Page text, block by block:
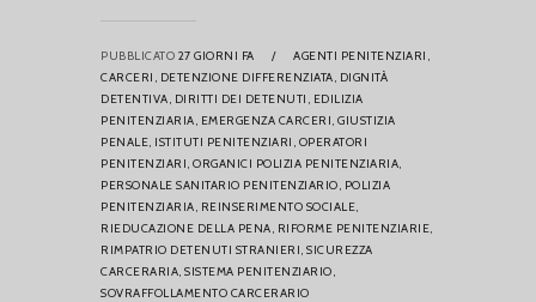
PUBBLICATO 27 GIORNI FA /
AGENTI PENITENZIARI,
CARCERI, DETENZIONE DIFFERENZIATA, DIGNITÀ
DETENTIVA, DIRITTI DEI DETENUTI, EDILIZIA
PENITENZIARIA, EMERGENZA CARCERI, GIUSTIZIA
PENALE, ISTITUTI PENITENZIARI, OPERATORI
PENITENZIARI, ORGANICI POLIZIA PENITENZIARIA,
PERSONALE SANITARIO PENITENZIARIO, POLIZIA
PENITENZIARIA, REINSERIMENTO SOCIALE,
RIEDUCAZIONE DELLA PENA, RIFORME PENITENZIARIE,
RIMPATRIO DETENUTI STRANIERI, SICUREZZA
CARCERARIA, SISTEMA PENITENZIARIO,
SOVRAFFOLLAMENTO CARCERARIO